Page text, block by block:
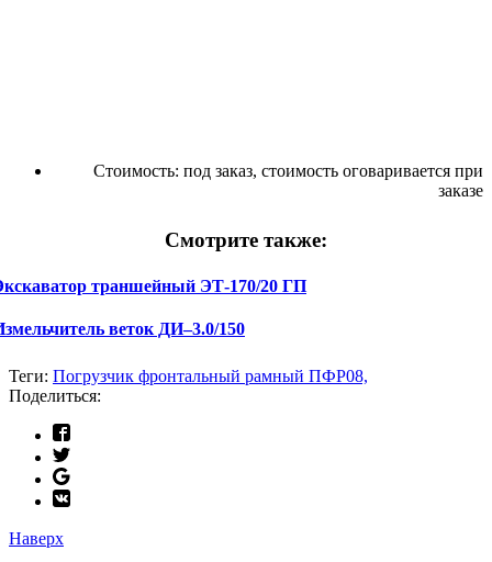
Стоимость: под заказ, стоимость оговаривается при
заказе
Смотрите также:
траншейный ЭТ-170/20 ГП
веток ДИ–3.0/150
Теги: Погрузчик фронтальный рамный ПФР08,
Поделиться:
Наверх